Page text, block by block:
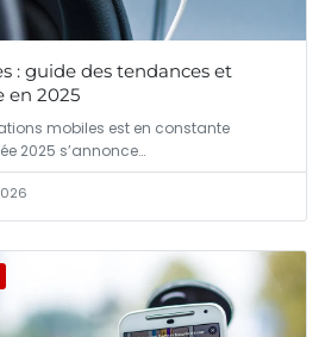
: guide des tendances et
en 2025
mobiles est en constante
2025 s’annonce…